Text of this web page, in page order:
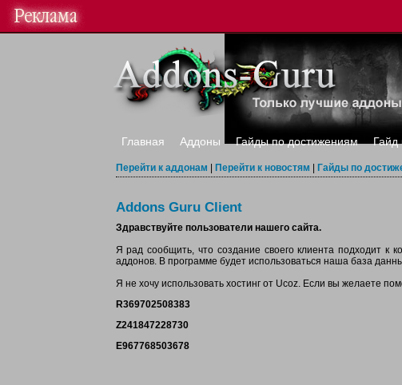
Главная Аддоны Гайды по достижениям Гайд
Перейти к аддонам Перейти к новостям Гайды по
Addons Guru Client
Здравствуйте пользователи нашего сайта.
Я рад сообщить, что создание своего клиента подходит к
аддонов. В программе будет использоваться наша база
Я не хочу использовать хостинг от Ucoz. Если вы желаете
R369702508383
Z241847228730
E967768503678